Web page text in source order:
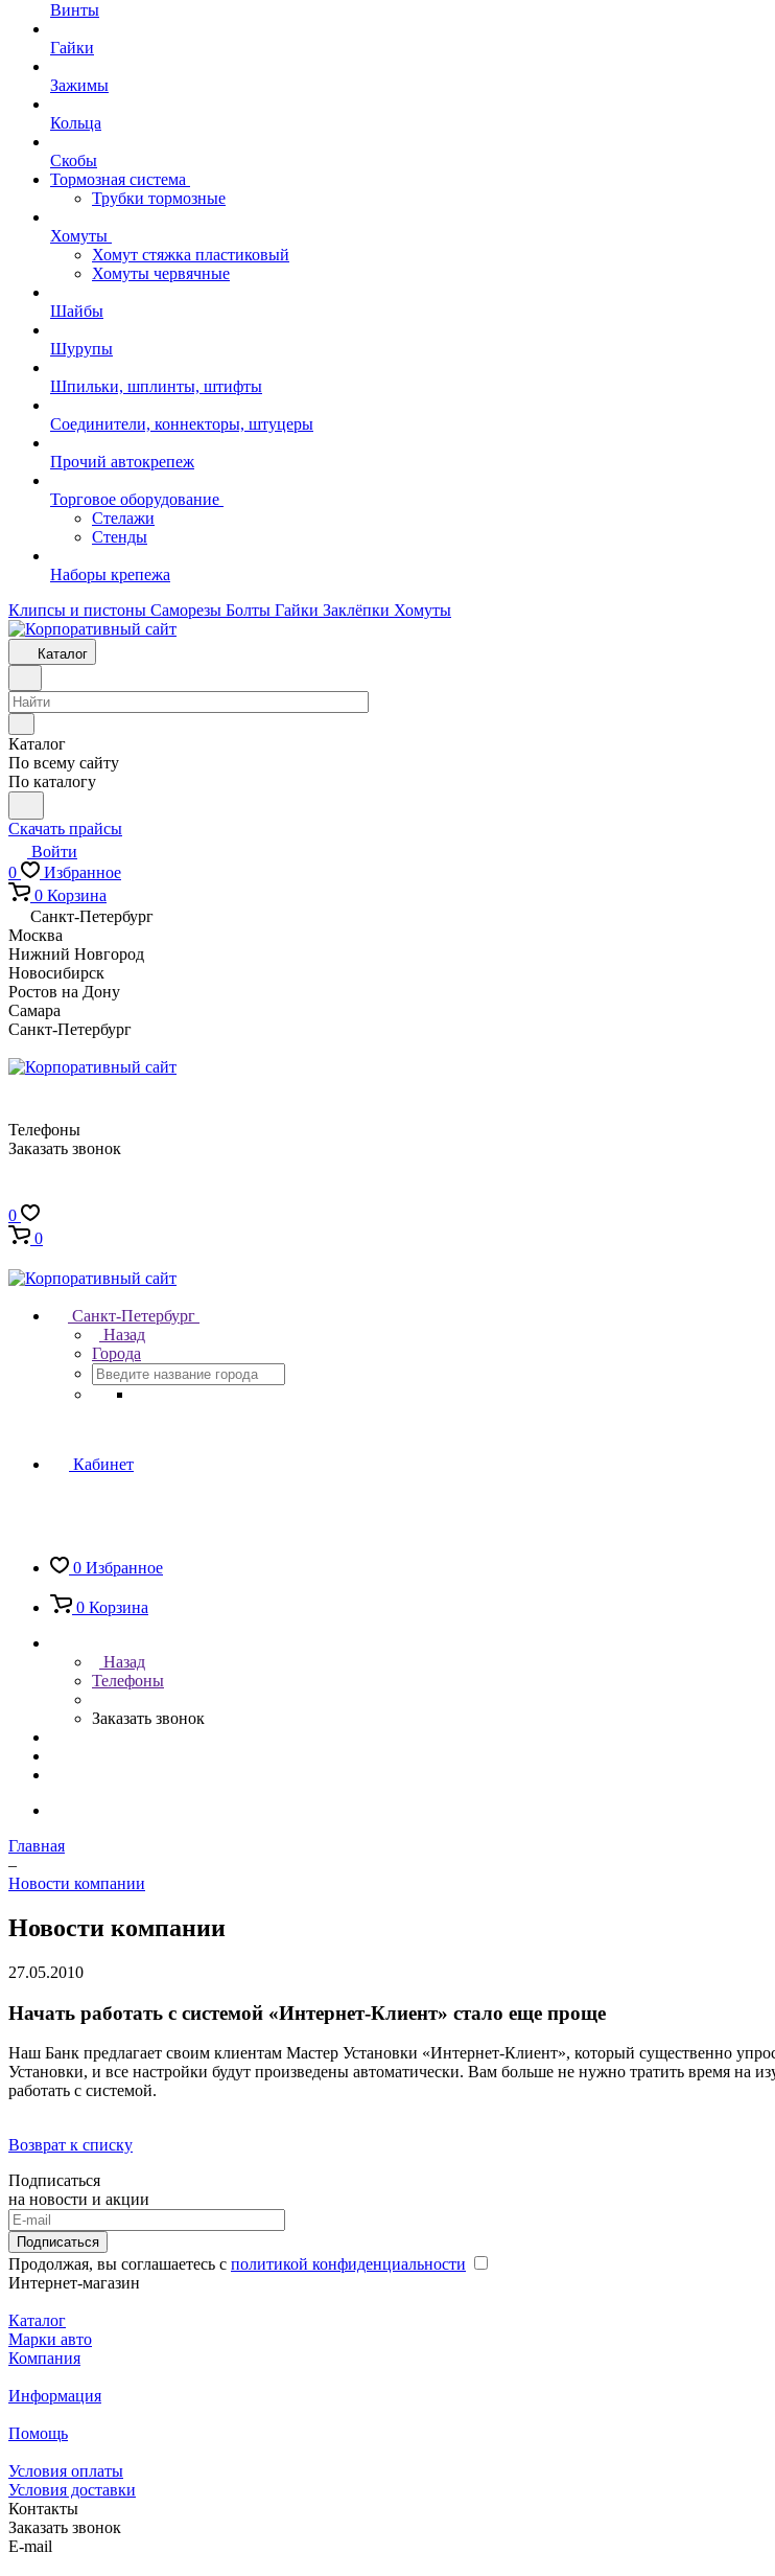
Винты
Гайки
Зажимы
Кольца
Скобы
Тормозная система
Трубки тормозные
Хомуты
Хомут стяжка пластиковый
Хомуты червячные
Шайбы
Шурупы
Шпильки, шплинты, штифты
Соединители, коннекторы, штуцеры
Прочий автокрепеж
Торговое оборудование
Стелажи
Стенды
Наборы крепежа
Клипсы и пистоны Саморезы Болты Гайки Заклёпки Хомуты
Каталог
Каталог
По всему сайту
По каталогу
Скачать прайсы
Войти
0
Избранное
0 Корзина
Санкт-Петербург
Москва
Нижний Новгород
Новосибирск
Ростов на Дону
Самара
Санкт-Петербург
Телефоны
Заказать звонок
0
0
Санкт-Петербург
Назад
Города
Кабинет
0 Избранное
0 Корзина
Назад
Телефоны
Заказать звонок
Главная
–
Новости компании
Новости компании
27.05.2010
Начать работать с системой «Интернет-Клиент» стало еще проще
Наш Банк предлагает своим клиентам Мастер Установки «Интернет-Клиент», который существенно
Установки, и все настройки будут произведены автоматически. Вам больше не нужно тратить время на
работать с системой.
Возврат к списку
Подписаться
на новости и акции
Подписаться
Продолжая, вы соглашаетесь с политикой конфиденциальности
Интернет-магазин
Каталог
Марки авто
Компания
Информация
Помощь
Условия оплаты
Условия доставки
Контакты
Заказать звонок
E-mail